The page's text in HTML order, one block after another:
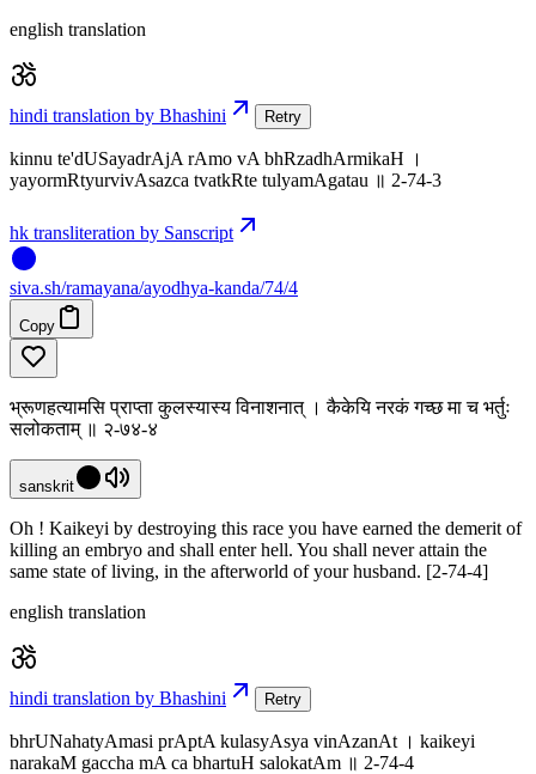
english translation
hindi translation by Bhashini Retry
kinnu te'dUSayadrAjA rAmo vA bhRzadhArmikaH ।
yayormRtyurvivAsazca tvatkRte tulyamAgatau ॥ 2-74-3
hk transliteration by Sanscript
siva.sh/ramayana/ayodhya-kanda/74/4
Copy
भ्रूणहत्यामसि प्राप्ता कुलस्यास्य विनाशनात् । कैकेयि नरकं गच्छ मा च भर्तुः
सलोकताम् ॥ २-७४-४
sanskrit
Oh ! Kaikeyi by destroying this race you have earned the demerit of
killing an embryo and shall enter hell. You shall never attain the
same state of living, in the afterworld of your husband. [2-74-4]
english translation
hindi translation by Bhashini Retry
bhrUNahatyAmasi prAptA kulasyAsya vinAzanAt । kaikeyi
narakaM gaccha mA ca bhartuH salokatAm ॥ 2-74-4